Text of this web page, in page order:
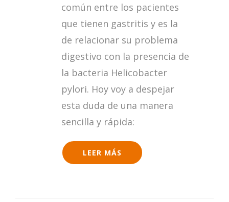
LA
GASTRITIS
común entre los pacientes
que tienen gastritis y es la
de relacionar su problema
digestivo con la presencia de
la bacteria Helicobacter
pylori. Hoy voy a despejar
esta duda de una manera
sencilla y rápida:
LEER MÁS